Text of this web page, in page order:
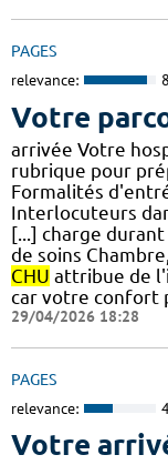
PAGES
relevance:
Votre
arrivée Votre
rubrique pour
Formalités
Interlocuteurs
[...] charge
de soins
CHU attribue de
car votre confort
29/04/2026 18:28
PAGES
relevance:
Votre